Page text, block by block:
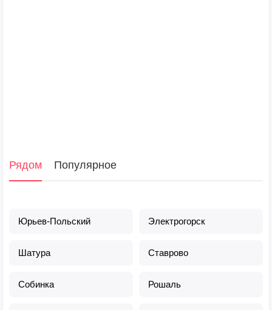
Рядом Популярное
Юрьев-Польский Электрогорск
Шатура Ставрово
Собинка Рошаль